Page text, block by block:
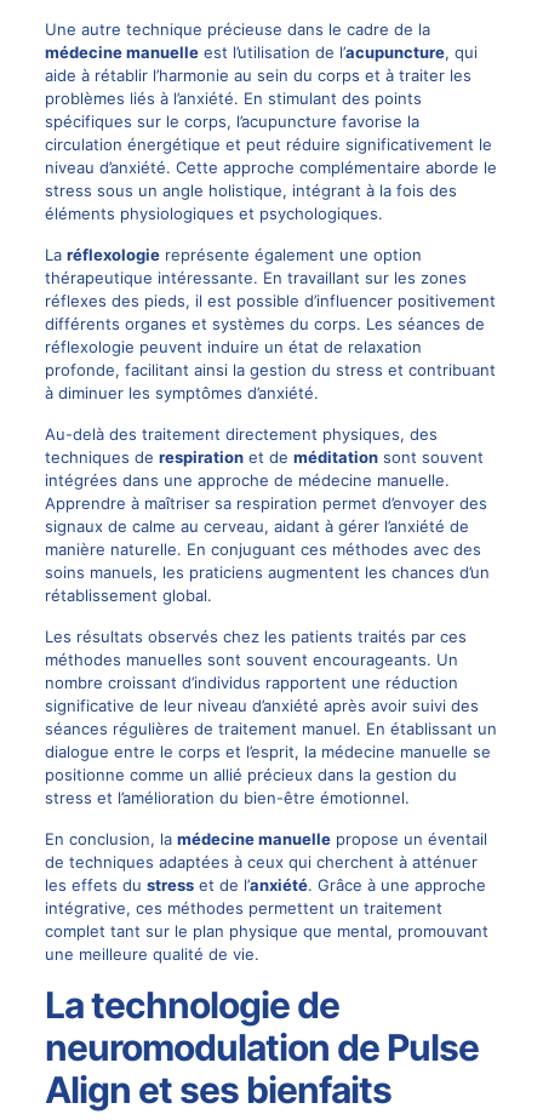
Une autre technique précieuse dans le cadre de la
médecine manuelleest l’utilisation de l’acupuncture, qui
aide à rétablir l’harmonie au sein du corps et à traiter les
problèmes liés à l’anxiété. En stimulant des points
spécifiques sur le corps, l’acupuncture favorise la
circulation énergétique et peut réduire significativement le
niveau d’anxiété. Cette approche complémentaire aborde le
stress sous un angle holistique, intégrant à la fois des
éléments physiologiques et psychologiques.
La réflexologiereprésente également une option
thérapeutique intéressante. En travaillant sur les zones
réflexes des pieds, il est possible d’influencer positivement
différents organes et systèmes du corps. Les séances de
réflexologie peuvent induire un état de relaxation
profonde, facilitant ainsi la gestion du stress et contribuant
à diminuer les symptômes d’anxiété.
Au-delà des traitement directement physiques, des
techniques de respirationet de méditationsont souvent
intégrées dans une approche de médecine manuelle.
Apprendre à maîtriser sa respiration permet d’envoyer des
signaux de calme au cerveau, aidant à gérer l’anxiété de
manière naturelle. En conjuguant ces méthodes avec des
soins manuels, les praticiens augmentent les chances d’un
rétablissement global.
Les résultats observés chez les patients traités par ces
méthodes manuelles sont souvent encourageants. Un
nombre croissant d’individus rapportent une réduction
significative de leur niveau d’anxiété après avoir suivi des
séances régulières de traitement manuel. En établissant un
dialogue entre le corps et l’esprit, la médecine manuelle se
positionne comme un allié précieux dans la gestion du
stress et l’amélioration du bien-être émotionnel.
En conclusion, la médecine manuellepropose un éventail
de techniques adaptées à ceux qui cherchent à atténuer
les effets du stresset de l’anxiété. Grâce à une approche
intégrative, ces méthodes permettent un traitement
complet tant sur le plan physique que mental, promouvant
une meilleure qualité de vie.
La technologie de
neuromodulation de Pulse
Align et ses bienfaits